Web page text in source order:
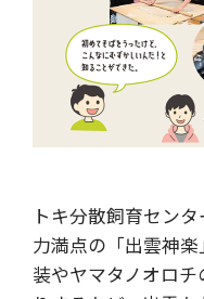
トキ分散飼育セン
力満点の「出雲神
装やヤマタノオロ